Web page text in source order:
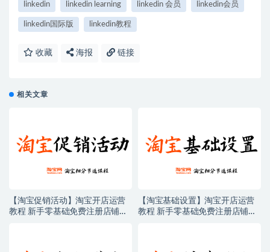
linkedin linkedin learning linkedin 会员 linkedin会员
linkedin国际版 linkedin教程
收藏 海报 链接
相关文章
【淘宝促销活动】淘宝开店运营
教程 新手零基础免费注册店铺开
【淘宝基础设置】淘宝开店运营
教程 新手零基础免费注册店铺开